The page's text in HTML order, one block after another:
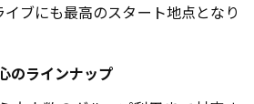
ブにも最高のスタート地点となり
のラインナップ